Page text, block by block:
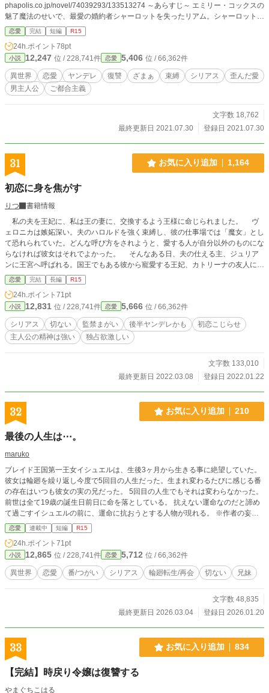
phapolis.co.jp/novel/74039293/133513274 ～あらすじ～ エミリー・コックスの
魅了魔法のせいで、最愛の婚約者シャーロットを失ったリアム。シャーロットの
29回目の誕生日に、命を絶ったはずだったが… 目覚めると貴族学院入学式の日
に戻っていた。 二度と会えないと思っていたシャーロットに会える喜びと共
に、自分を地獄に突き落としたエミリー・コックスへの恨みが爆発する。 「あ
の女だけは、絶対許さない。この世の地獄を見せてやる」 完全に病んでしまっ
たリアムの歪んだ愛情＆復讐劇、全6話+番外編1話です。
恋愛 完結 短編 R15
24h.ポイント 78pt
小説 12,247 位 / 228,741件 恋愛 5,406 位 / 66,362件
異世界 恋愛 ヤンデレ 復讐 ざまぁ 束縛 シリアス
歪んだ愛
男主人公
ご都合主義
文字数 18,762
最終更新日 2021.07.30
登録日 2021.07.30
31 お気に入り追加 1,164
初恋に身を焦がす
りつ
書籍情報
私の夫を王妃に、私は王の妻に、交換するよう王様に命じられました。 ヴ
ェロニカは嫉妬深い。夫のハロルドを強く束縛し、彼の仕事場では「魔女」とし
て恐れられていた。どんな呼び方をされようと、愛する人が自分以外のものにな
らなければ彼女はそれでよかった。 そんなある日、夫の仕える主、ジュリア
ンに王宮へ呼ばれる。国王でもある彼から寵愛する王妃、カトリーナの友人にな
って欲しいと頼まれ、ヴェロニカはカトリーナと引き合わされた。美しく可憐な
彼女が実はハロルドの初恋の相手だとジュリアンから告げられ……
恋愛 完結 長編 R15
24h.ポイント 71pt
小説 12,831 位 / 228,741件 恋愛 5,666 位 / 66,362件
シリアス 切ない 監禁まがい 後半ヤンデレかも
初恋こじらせ
主人公の精神は強い
独占欲激しい
文字数 133,010
最終更新日 2022.03.08
登録日 2022.01.22
32 お気に入り追加 210
最後の人生は⋯。
maruko
ブレイド王国第一王女イシュエルは、生後3ヶ月から生きる事に絶望していた。
彼女は輪廻を繰り返し今度で5回目の人生だった。生まれ変わるたびに感じる番
の存在はいつも彼女の実の兄だった。 5回目の人生でもそれは変わらなかった。
前世は全て19歳の誕生日前日に命を落としている。 抗えない運命なのだと諦め
て過ごすイシュエルの前に、運命に抗おうとする人物が現れる。 ※作者の妄想
の産物です 物語の全てにおいて海よりも広い心でお読みください🙏 ※不定期更
新になります
恋愛 連載中 短編 R15
24h.ポイント 71pt
小説 12,865 位 / 228,741件 恋愛 5,712 位 / 66,362件
異世界 恋愛 番/つがい シリアス 輪廻転生/再会 切ない 兄妹
文字数 48,835
最終更新日 2026.03.04
登録日 2026.01.20
33 お気に入り追加 834
【完結】時戻り令嬢は復讐する
やまぐちこはる